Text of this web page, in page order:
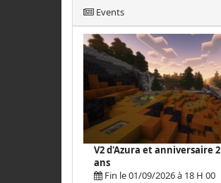
Events
V2 d'Azura et anniversaire 2
ans
Fin le 01/09/2026 à 18 H 00